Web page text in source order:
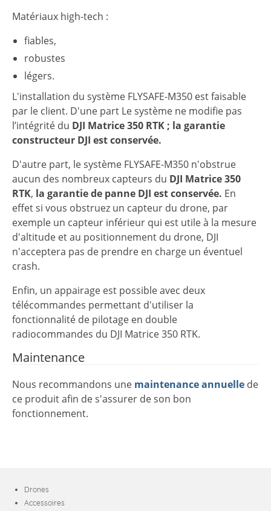
Matériaux high-tech :
fiables,
robustes
légers.
L'installation du système FLYSAFE-M350 est faisable
par le client. D'une part Le système ne modifie pas
l’intégrité du DJI Matrice 350 RTK ; la garantie
constructeur DJI est conservée.
D'autre part, le système FLYSAFE-M350 n'obstrue
aucun des nombreux capteurs du DJI Matrice 350
RTK, la garantie de panne DJI est conservée. En
effet si vous obstruez un capteur du drone, par
exemple un capteur inférieur qui est utile à la mesure
d'altitude et au positionnement du drone, DJI
n'acceptera pas de prendre en charge un éventuel
crash.
Enfin, un appairage est possible avec deux
télécommandes permettant d'utiliser la
fonctionnalité de pilotage en double
radiocommandes du DJI Matrice 350 RTK.
Maintenance
Nous recommandons une maintenance annuelle de
ce produit afin de s'assurer de son bon
fonctionnement.
Drones
Accessoires